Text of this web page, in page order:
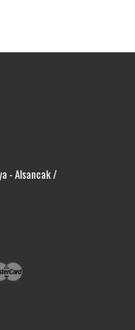
- Alsancak /